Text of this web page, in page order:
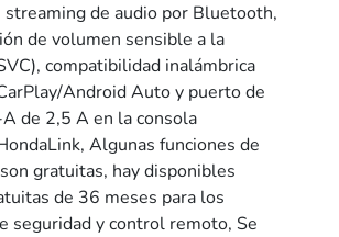
streaming de audio por Bluetooth,
de volumen sensible a la
compatibilidad inalámbrica
Android Auto y puerto de
de 2,5 A en la consola
Algunas funciones de
gratuitas, hay disponibles
de 36 meses para los
seguridad y control remoto, Se